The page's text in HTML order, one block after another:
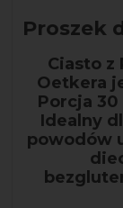
Proszek
Ciasto z
Oetkera
Porcja
Idealny
powodów